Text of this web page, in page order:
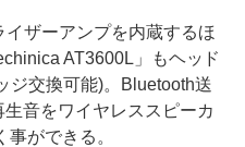
ザーアンプを内蔵するほ
AT3600L」もヘッド
ジ交換可能)。Bluetooth送
音をワイヤレススピーカ
ができる。